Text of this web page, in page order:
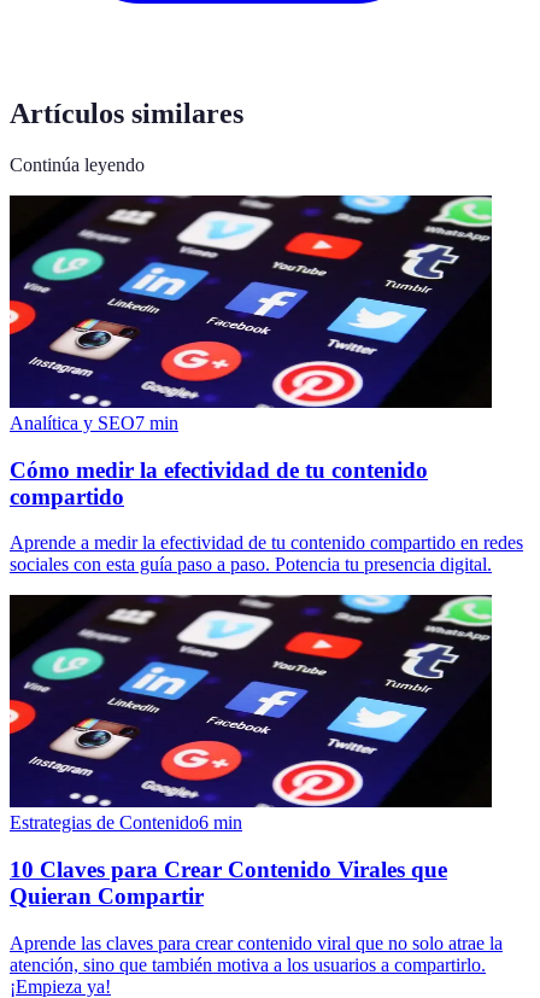
Artículos similares
Continúa leyendo
Analítica y SEO7 min
Cómo medir la efectividad de tu contenido
compartido
Aprende a medir la efectividad de tu contenido compartido en redes
sociales con esta guía paso a paso. Potencia tu presencia digital.
Estrategias de Contenido6 min
10 Claves para Crear Contenido Virales que
Quieran Compartir
Aprende las claves para crear contenido viral que no solo atrae la
atención, sino que también motiva a los usuarios a compartirlo.
¡Empieza ya!